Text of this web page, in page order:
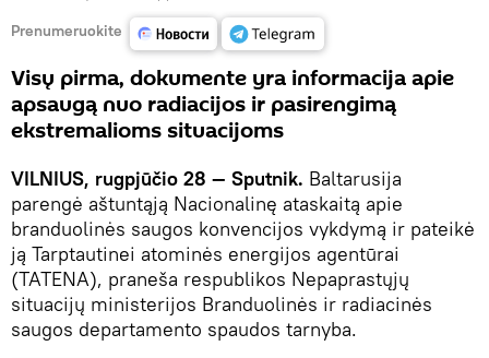
Prenumeruokite
Visų pirma, dokumente yra informacija apie
apsaugą nuo radiacijos ir pasirengimą
ekstremalioms situacijoms
VILNIUS, rugpjūčio 28 — Sputnik. Baltarusija
parengė aštuntąją Nacionalinę ataskaitą apie
branduolinės saugos konvencijos vykdymą ir pateikė
ją Tarptautinei atominės energijos agentūrai
(TATENA), praneša respublikos Nepaprastųjų
situacijų ministerijos Branduolinės ir radiacinės
saugos departamento spaudos tarnyba.